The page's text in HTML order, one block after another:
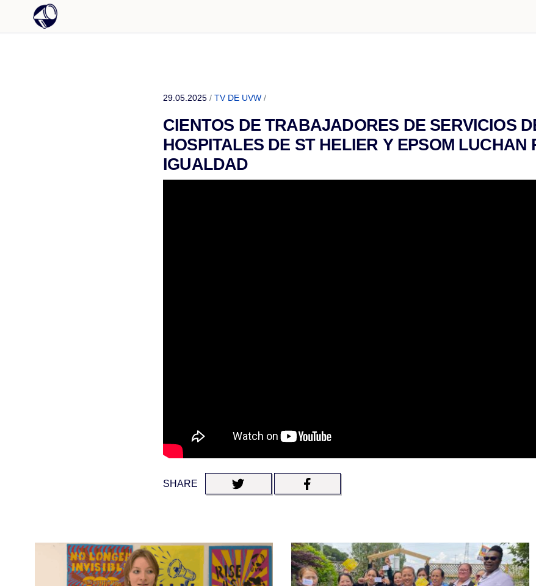
29.05.2025 / TV DE UVW /
CIENTOS DE TRABAJADORES DE SERVICIOS
HOSPITALES DE ST HELIER Y EPSOM LUCHAN
IGUALDAD
SHARE